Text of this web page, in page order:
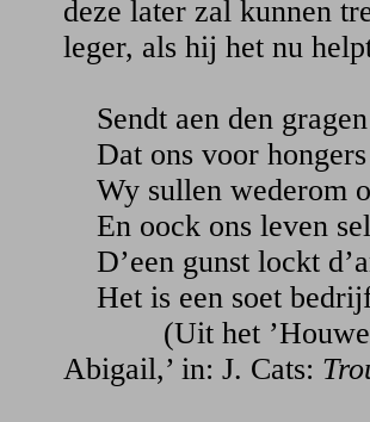
deze later zal kunnen
leger, als hij het nu
Sendt aen den
Dat ons voor hongers
Wy sullen wederom
En oock ons leven
D’een gunst lockt
Het is een soet bedrijf
(Uit het
Abigail,’ in: J. Cats: